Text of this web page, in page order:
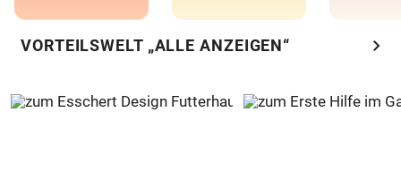
VORTEILSWELT „ALLE ANZEIGEN“ chevron_right